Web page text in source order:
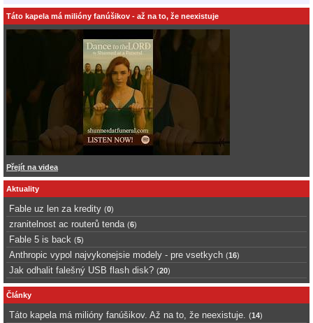
Táto kapela má milióny fanúšikov - až na to, že neexistuje
Přejít na videa
Aktuality
Fable uz len za kredity (0)
zranitelnost ac routerů tenda (6)
Fable 5 is back (5)
Anthropic vypol najvykonejsie modely - pre vsetkych (16)
Jak odhalit falešný USB flash disk? (20)
Články
Táto kapela má milióny fanúšikov. Až na to, že neexistuje. (14)